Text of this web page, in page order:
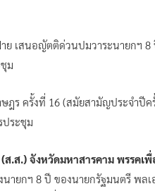
ย เสนอญัตติด่วนปมวาระนายกฯ
ม
ฎร ครั้งที่ 16 (สมัยสามัญประจำปี
ระชุม
.ส.) จังหวัดมหาสารคาม พรรคเพื่
ายกฯ 8 ปี ของนายกรัฐมนตรี พล